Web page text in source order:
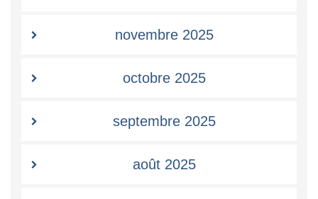
novembre 2025
octobre 2025
septembre 2025
août 2025